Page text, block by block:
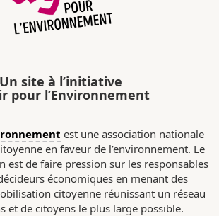
Un site à l’initiative
pour l’Environnement
est une association nationale
en faveur de l’environnement. Le
est de faire pression sur les responsables
économiques en menant des
citoyenne réunissant un réseau
et de citoyens le plus large possible.